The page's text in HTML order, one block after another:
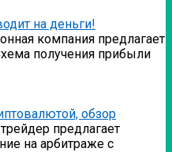
на деньги!
компания предлагает
получения прибыли
обзор
предлагает
на арбитраже с